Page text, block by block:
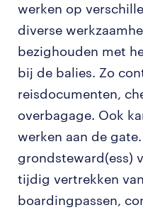
werken op
diverse
bezighouden met
bij de balies. Zo
reisdocumenten,
overbagage. Ook
werken aan de
grondsteward(ess)
tijdig vertrekken
boardingpassen,